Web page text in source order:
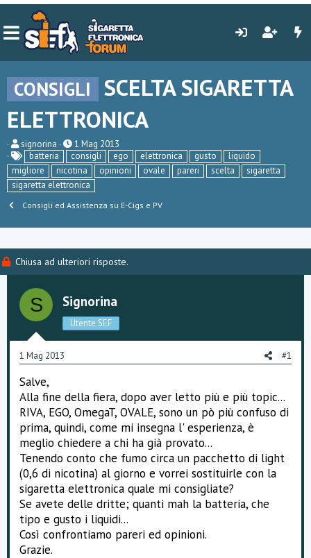
CONSIGLI
SCELTA SIGARETTA
ELETTRONICA
C
r
e
a
t
c
u
s
i
o
e
signorina
D
a
t
a
d
i
o
1 Mag 2013
batteria
consigli ego elettronica gusto
liquido
migliore
nicotina opinioni ovale pareri scelta
sigaretta
sigaretta elettronica
Consigli ed Assistenza su E-Cigs e PV
Chiusa ad ulteriori risposte.
S Signorina
Utente SEF
1 Mag 2013 #1
Salve,
Alla fine della fiera, dopo aver letto più e più topic...
RIVA, EGO, OmegaT, OVALE, sono un pò più confuso di
prima, quindi, come mi insegna l' esperienza, è
meglio chiedere a chi ha già provato...
Tenendo conto che fumo circa un pacchetto di light
(0,6 di nicotina) al giorno e vorrei sostituirle con la
sigaretta elettronica quale mi consigliate?
Se avete delle dritte; quanti mah la batteria, che
tipo e gusto i liquidi...
Così confrontiamo pareri ed opinioni.
Grazie.